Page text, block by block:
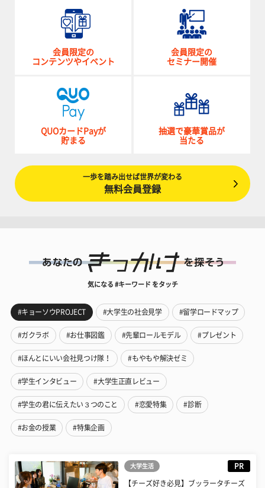
会員限定の
コンテンツやイベント
会員限定の
セミナー開催
QUOカードPayが
貯まる
抽選で豪華賞品が
当たる
一歩を踏み出せば世界が変わる
無料会員登録
気になる #キーワード をタッチ
#キョーソウPROJECT #大学生の社会見学 #留学ロードマップ
#ガクラボ #お仕事図鑑 #先輩ロールモデル #プレゼント
#ほんとにいい会社見つけ隊！ #もやもや解決ゼミ
#学生インタビュー #大学生正直レビュー
#学生の君に伝えたい３つのこと #恋愛特集 #診断
#お金の授業 #特集企画
大学生活 PR
【チーズ好き必見】ブッラータチーズ